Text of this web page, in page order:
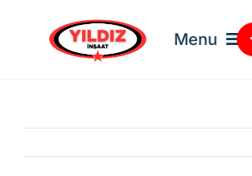
Menu
Hizmetlerimiz